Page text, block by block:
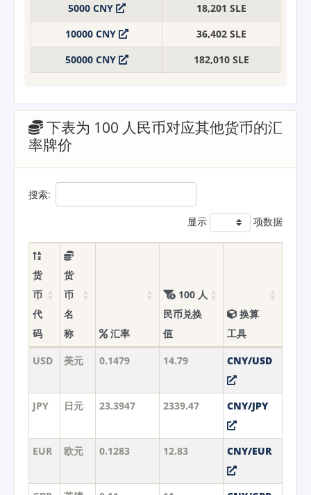
5000 CNY
18,201 SLE
10000 CNY
36,402 SLE
50000 CNY
182,010 SLE
下表为 100 人民币对应其他货币的汇
率牌价
搜索:
显示 项数据
货
币
代
码
货
币
名
称
汇率
100 人
民币兑换
值
换算
工具
USD 美元 0.1479 14.79 CNY/USD
JPY 日元 23.3947 2339.47 CNY/JPY
EUR 欧元 0.1283 12.83 CNY/EUR